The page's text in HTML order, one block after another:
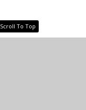
Scroll To Top